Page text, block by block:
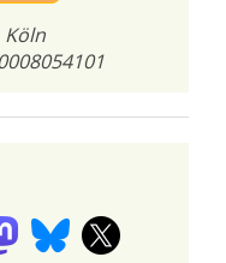
Köln